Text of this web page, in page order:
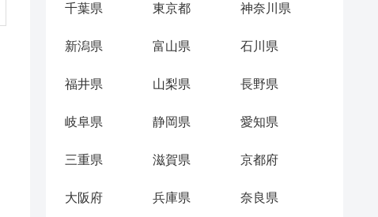
千葉県 東京都 神奈川県
新潟県 富山県 石川県
福井県 山梨県 長野県
岐阜県 静岡県 愛知県
三重県 滋賀県 京都府
大阪府 兵庫県 奈良県